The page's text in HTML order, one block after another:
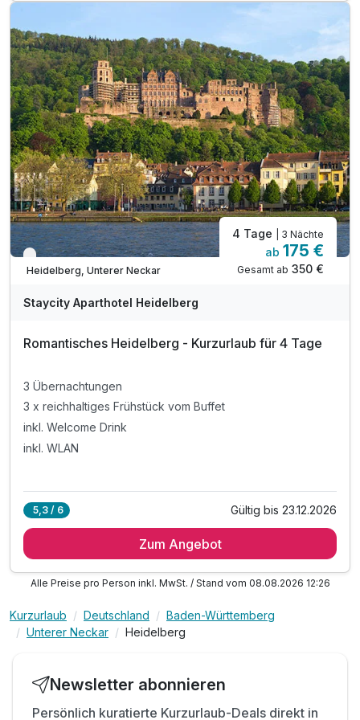
Verfügbar bis Dezember
Heidelberg, Unterer Neckar
4 Tage | 3 Nächte
ab 175 €
Gesamt ab 350 €
Staycity Aparthotel Heidelberg
Romantisches Heidelberg - Kurzurlaub für 4 Tage
3 Übernachtungen
3 x reichhaltiges Frühstück vom Buffet
inkl. Welcome Drink
inkl. WLAN
5,3 / 6 Gültig bis 23.12.2026
Zum Angebot
Alle Preise pro Person inkl. MwSt. / Stand vom 08.08.2026 12:26
Kurzurlaub Deutschland
Baden-Württemberg
Unterer Neckar
Heidelberg
Newsletter abonnieren
Persönlich kuratierte Kurzurlaub-Deals direkt in